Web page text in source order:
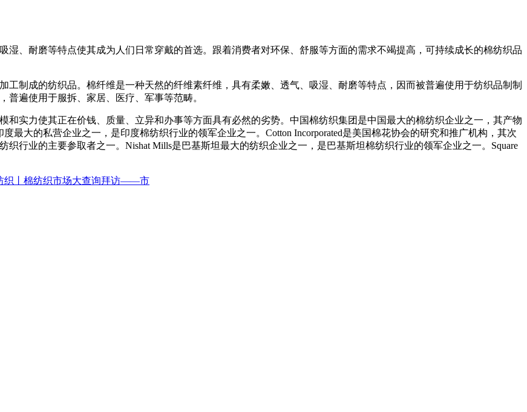
、耐磨等特点使其成为人们日常穿戴的首选。跟着消费者对环保、舒服等方面的需求不竭提高，可持续成长的棉纺织品
制成的纺织品。棉纤维是一种天然的纤维素纤维，具有柔嫩、透气、吸湿、耐磨等特点，因而被普遍使用于纺织品制制
遍使用于服拆、家居、医疗、军事等范畴。
实力使其正在价钱、质量、立异和办事等方面具有必然的劣势。中国棉纺织集团是中国最大的棉纺织企业之一，其产物
最大的私营企业之一，是印度棉纺织行业的领军企业之一。Cotton Incorporated是美国棉花协会的研究和推广机构，其次
行业的主要参取者之一。Nishat Mills是巴基斯坦最大的纺织企业之一，是巴基斯坦棉纺织行业的领军企业之一。Square
织丨棉纺织市场大查询拜访——市